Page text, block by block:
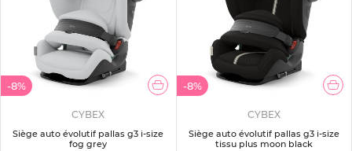
-8%
CYBEX
Siège auto évolutif pallas g3 i-size
fog grey
-8%
CYBEX
Siège auto évolutif pallas g3 i-size
tissu plus moon black